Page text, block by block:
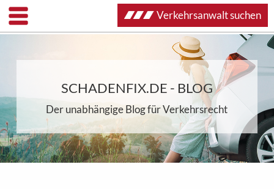
SCHADENFIX.DE - BLOG
Der unabhängige Blog für Verkehrsrecht
Verkehrsanwalt suchen